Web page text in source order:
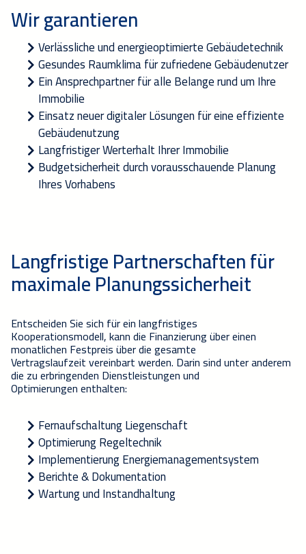
Wir garantieren
Verlässliche und energieoptimierte Gebäudetechnik
Gesundes Raumklima für zufriedene Gebäudenutzer
EinAnsprechpartnerfür alle Belange rund um Ihre
Immobilie
Einsatz neuer digitaler Lösungen füreineeffiziente
Gebäudenutzung
LangfristigerWerterhalt Ihrer Immobilie
Budgetsicherheit durch vorausschauende Planung
Ihres Vorhabens
Langfristige Partnerschaften für
maximale Planungssicherheit
Entscheiden Sie sich für ein langfristiges
Kooperationsmodell,kann die Finanzierung über einen
monatlichen Festpreis über die gesamte
Vertragslaufzeitvereinbart werden. Darin sind unter anderem
die zu erbringenden Dienstleistungen und
Optimierungenenthalten:
Fernaufschaltung Liegenschaft
Optimierung Regeltechnik
Implementierung Energiemanagementsystem
Berichte&Dokumentation
Wartung und Instandhaltung